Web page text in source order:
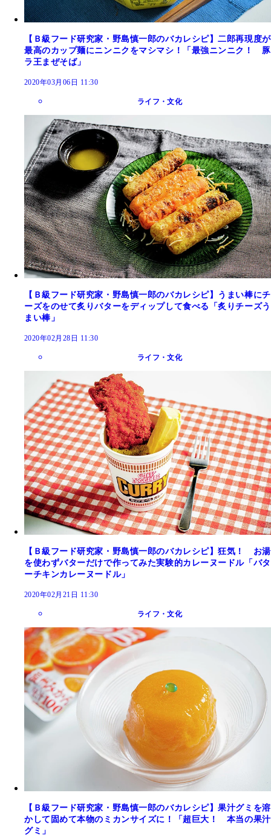
【Ｂ級フード研究家・野島慎一郎のバカレシピ】二郎再現度が
最高のカップ麺にニンニクをマシマシ！「最強ニンニク！ 豚
ラ王まぜそば」
2020年03月06日 11:30
ライフ・文化
【Ｂ級フード研究家・野島慎一郎のバカレシピ】うまい棒にチ
ーズをのせて炙りバターをディップして食べる「炙りチーズう
まい棒」
2020年02月28日 11:30
ライフ・文化
【Ｂ級フード研究家・野島慎一郎のバカレシピ】狂気！ お湯
を使わずバターだけで作ってみた実験的カレーヌードル「バタ
ーチキンカレーヌードル」
2020年02月21日 11:30
ライフ・文化
【Ｂ級フード研究家・野島慎一郎のバカレシピ】果汁グミを溶
かして固めて本物のミカンサイズに！「超巨大！ 本当の果汁
グミ」